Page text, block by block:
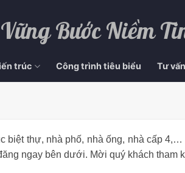
Bước Niềm
trúc Công trình tiêu biểu Tư vấn
thự, nhà phố, nhà ống, nhà cấp
ngay bên dưới. Mời quý khách tham